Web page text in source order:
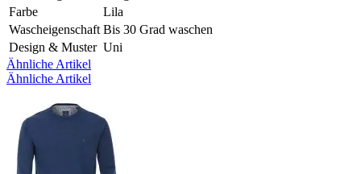
Farbe
Lila
Wascheigenschaft Bis 30 Grad waschen
Design & Muster Uni
Ähnliche Artikel
Ähnliche Artikel